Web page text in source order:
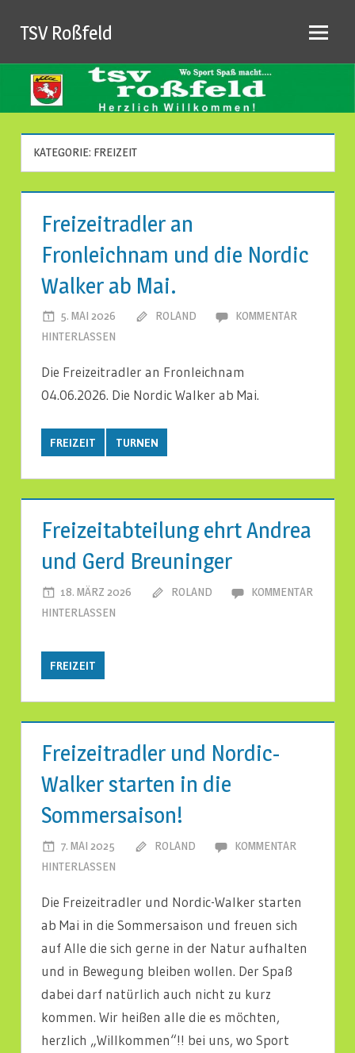
Inhalt
TSV Roßfeld
KATEGORIE: FREIZEIT
Freizeitradler an
Fronleichnam und die Nordic
Walker ab Mai.
5. MAI 2026 ROLAND
KOMMENTAR
HINTERLASSEN
Die Freizeitradler an Fronleichnam
04.06.2026. Die Nordic Walker ab Mai.
FREIZEIT TURNEN
Freizeitabteilung ehrt Andrea
und Gerd Breuninger
18. MÄRZ 2026 ROLAND
KOMMENTAR
HINTERLASSEN
FREIZEIT
Freizeitradler und Nordic-
Walker starten in die
Sommersaison!
7. MAI 2025 ROLAND
KOMMENTAR
HINTERLASSEN
Die Freizeitradler und Nordic-Walker starten
ab Mai in die Sommersaison und freuen sich
auf Alle die sich gerne in der Natur aufhalten
und in Bewegung bleiben wollen. Der Spaß
dabei darf natürlich auch nicht zu kurz
kommen. Wir heißen alle die es möchten,
herzlich „Willkommen“!! bei uns, wo Sport